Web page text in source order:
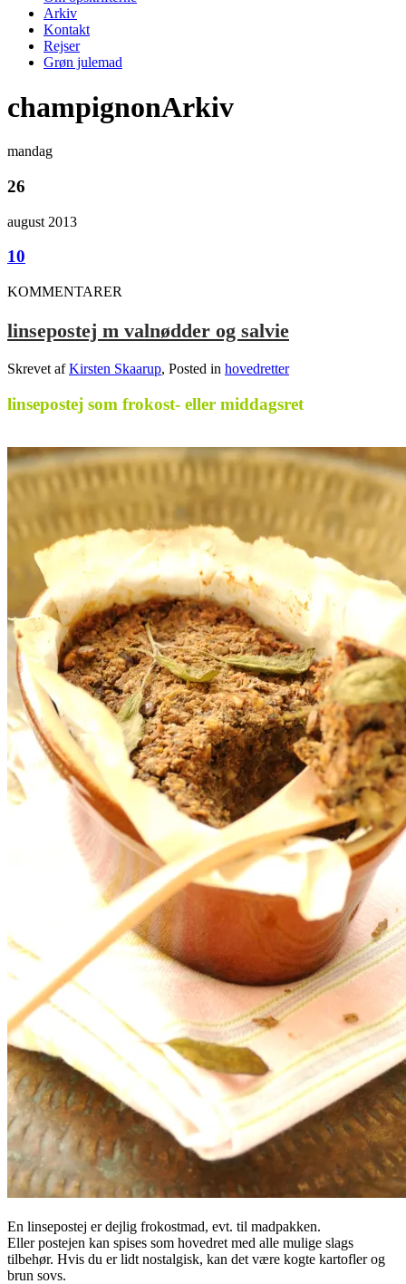
Arkiv
Kontakt
Rejser
Grøn julemad
champignonArkiv
mandag
26
august 2013
10
KOMMENTARER
linsepostej m valnødder og salvie
Skrevet afKirsten Skaarup, Posted in hovedretter
linsepostej som frokost- eller middagsret
En linsepostej er dejlig frokostmad, evt. til madpakken.
Eller postejen kan spises som hovedret med alle mulige slags
tilbehør. Hvis du er lidt nostalgisk, kan det være kogte kartofler og
brun sovs.